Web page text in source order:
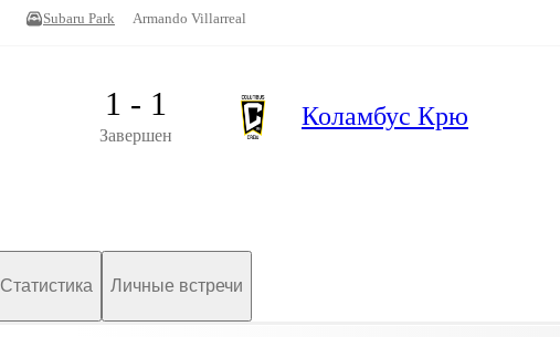
Subaru Park Armando Villarreal
1 - 1
Завершен
Коламбус Крю
Статистика Личные встречи